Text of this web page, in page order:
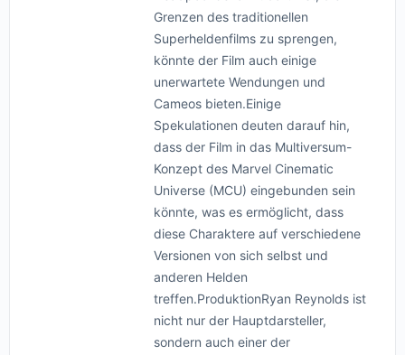
Grenzen des traditionellen
Superheldenfilms zu sprengen,
könnte der Film auch einige
unerwartete Wendungen und
Cameos bieten.Einige
Spekulationen deuten darauf hin,
dass der Film in das Multiversum-
Konzept des Marvel Cinematic
Universe (MCU) eingebunden sein
könnte, was es ermöglicht, dass
diese Charaktere auf verschiedene
Versionen von sich selbst und
anderen Helden
treffen.ProduktionRyan Reynolds ist
nicht nur der Hauptdarsteller,
sondern auch einer der